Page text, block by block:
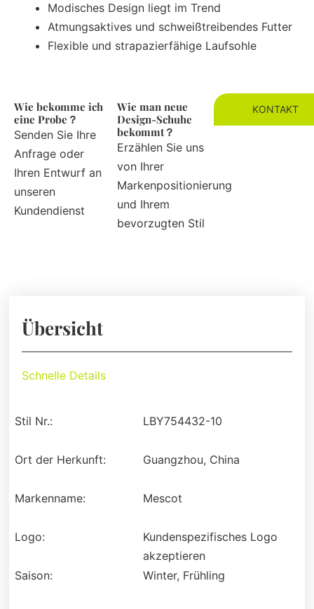
Modisches Design liegt im Trend
Atmungsaktives und schweißtreibendes Futter
Flexible und strapazierfähige Laufsohle
Wie bekomme ich
eine Probe？
Senden Sie Ihre
Anfrage oder
Ihren Entwurf an
unseren
Kundendienst
Wie man neue
Design-Schuhe
bekommt？
Erzählen Sie uns
von Ihrer
Markenpositionierung
und Ihrem
bevorzugten Stil
KONTAKT
Übersicht
Schnelle Details
Stil Nr.: LBY754432-10
Ort der Herkunft: Guangzhou, China
Markenname: Mescot
Logo:
Kundenspezifisches Logo
akzeptieren
Saison:
Winter, Frühling